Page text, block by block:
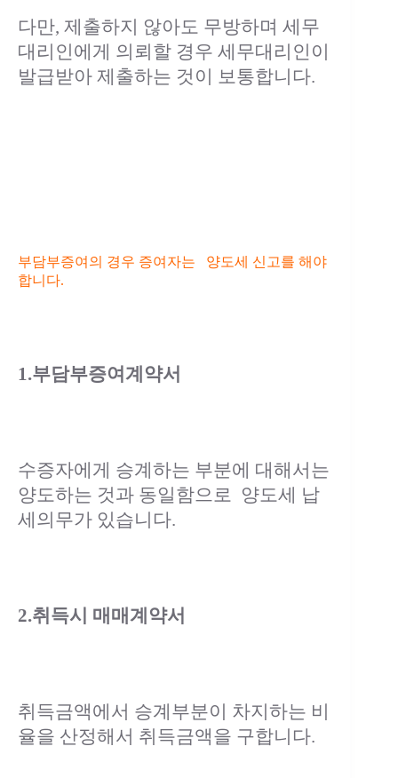
다만, 제출하지 않아도 무방하며 세무
대리인에게 의뢰할 경우 세무대리인이
발급받아 제출하는 것이 보통합니다.
부담부증여의 경우 증여자는 양도세 신고를 해야
합니다.
1.부담부증여계약서
수증자에게 승계하는 부분에 대해서는
양도하는 것과 동일함으로 양도세 납
세의무가 있습니다.
2.취득시 매매계약서
취득금액에서 승계부분이 차지하는 비
율을 산정해서 취득금액을 구합니다.